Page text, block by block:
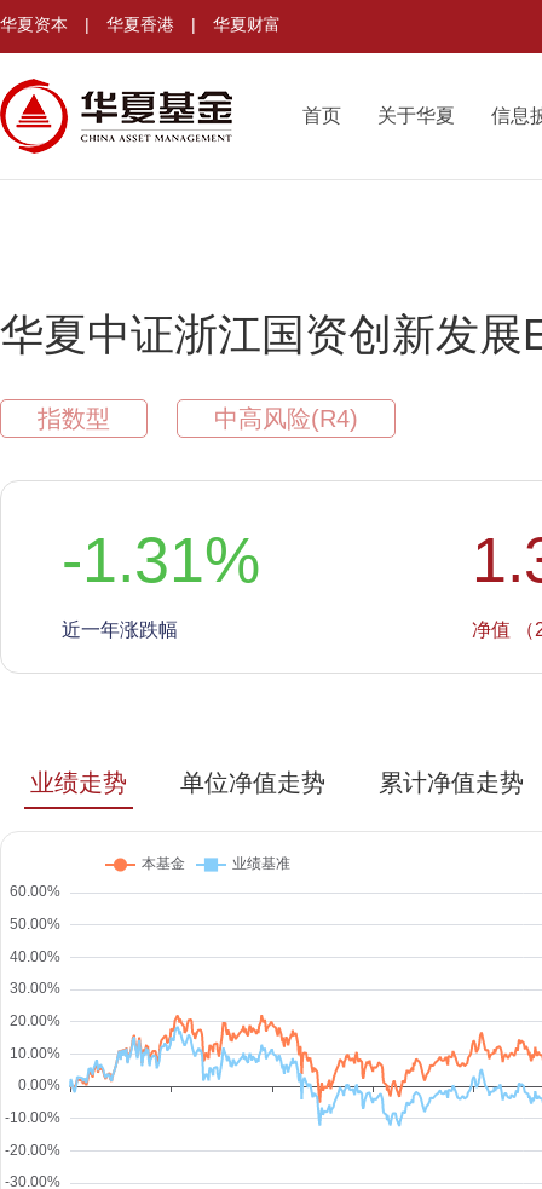
华夏资本 | 华夏香港 | 华夏财富
首页 关于华夏 信息
华夏中证浙江国资创新发展
指数型 中高风险(R4)
-1.31%
近一年涨跌幅 净值 （
业绩走势 单位净值走势 累计净值走势